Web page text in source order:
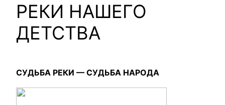
РЕКИ НАШЕГО
ДЕТСТВА
СУДЬБА РЕКИ — СУДЬБА НАРОДА